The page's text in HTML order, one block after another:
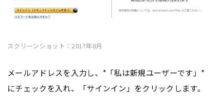
スクリーンショット：2017年8月
メールアドレスを入力し、*「私は新規ユーザーです」*
にチェックを入れ、「サインイン」をクリックします。